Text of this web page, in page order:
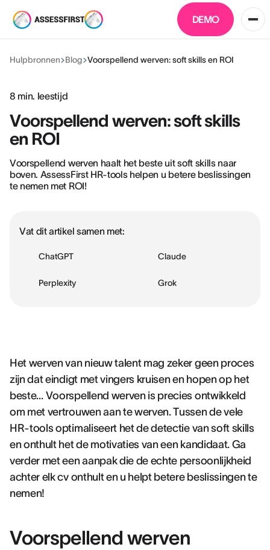
DEMO
Hulpbronnen Blog Voorspellend werven: soft skills en ROI
8 min. leestijd
Voorspellend werven: soft skills
en ROI
Voorspellend werven haalt het beste uit soft skills naar
boven. AssessFirst HR-tools helpen u betere beslissingen
te nemen met ROI!
Vat dit artikel samen met:
ChatGPT Claude
Perplexity Grok
Het werven van nieuw talent mag zeker geen proces
zijn dat eindigt met vingers kruisen en hopen op het
beste… Voorspellend werven is precies ontwikkeld
om met vertrouwen aan te werven. Tussen de vele
HR-tools optimaliseert het de detectie van soft skills
en onthult het de motivaties van een kandidaat. Ga
verder met een aanpak die de echte persoonlijkheid
achter elk cv onthult en u helpt betere beslissingen te
nemen!
Voorspellend werven